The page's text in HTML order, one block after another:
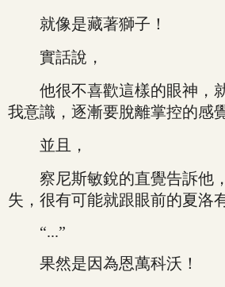
就像是藏著獅子！
實話說，
他很不喜歡這樣的眼神，
我意識，逐漸要脫離掌控的感覺
並且，
察尼斯敏銳的直覺告訴他
失，很有可能就跟眼前的夏洛
“...”
果然是因為恩萬科沃！